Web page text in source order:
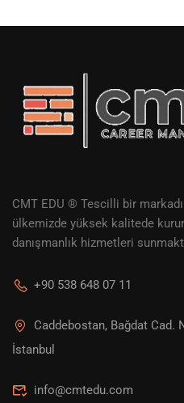
CMT EDU ® Tescilli bir
ülkemizde yüksek kalitede
danışmanlık hizmetleri
+90 538 648 07 11
Caddebostan, Bağdat Cad.
İstanbul
info@cmtedu.com